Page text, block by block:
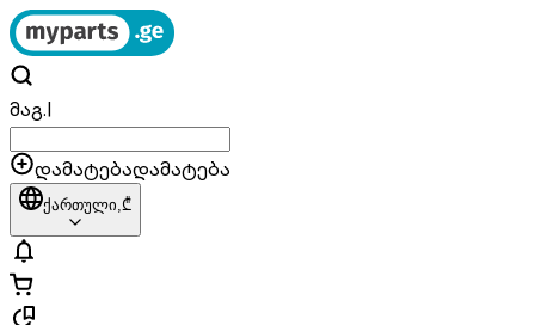
მაგ.|
დამატებადამატება
ქართული,₾